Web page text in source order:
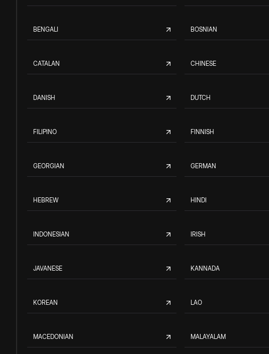
BENGALI BOSNIAN
CATALAN CHINESE
DANISH DUTCH
FILIPINO FINNISH
GEORGIAN GERMAN
HEBREW HINDI
INDONESIAN IRISH
JAVANESE KANNADA
KOREAN LAO
MACEDONIAN MALAYALAM